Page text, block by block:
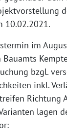
10.02.2021.
im
Bauamts
bzgl.
inkl.
Richtung
lagen